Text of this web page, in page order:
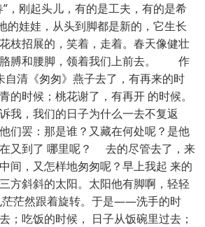
，刚起头儿，有的是工夫，有的是希
娃娃，从头到脚都是新的，它生长
枝招展的，笑着，走着。春天像健壮
胳膊和腰脚，领着我们上前去。 作
《匆匆》燕子去了，有再来的时
的时候；桃花谢了，有再开 的时候。
我，我们的日子为什么一去不复返
罢：那是谁？又藏在何处呢？是他
又到了 哪里呢？ 去的尽管去了，来
间，又怎样地匆匆呢？早上我起 来的
方斜斜的太阳。太阳他有脚啊，轻轻
茫茫然跟着旋转。于是——洗手的时
；吃饭的时候， 日子从饭碗里过去；